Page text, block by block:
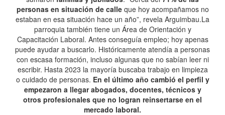
personas en situación de calleque hoy acompañamos no
estaban en esa situación hace un año”, revela Arguimbau.La
parroquia también tiene un Área de Orientación y
Capacitación Laboral. Antes conseguía empleo; hoy apenas
puede ayudar a buscarlo. Históricamente atendía a personas
con escasa formación, incluso algunas que no sabían leer ni
escribir. Hasta 2023 la mayoría buscaba trabajo en limpieza
o cuidado de personas. En el último año cambió el perfil y
empezaron a llegar abogados, docentes, técnicos y
otros profesionales que no logran reinsertarse en el
mercado laboral.